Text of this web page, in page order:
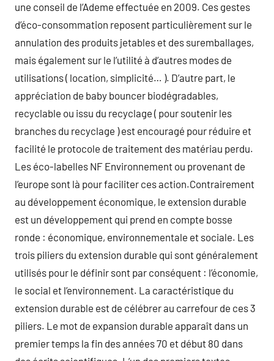
une conseil de l’Ademe effectuée en 2009. Ces gestes
d’éco-consommation reposent particulièrement sur le
annulation des produits jetables et des suremballages,
mais également sur le l’utilité à d’autres modes de
utilisations ( location, simplicité… ). D’autre part, le
appréciation de baby bouncer biodégradables,
recyclable ou issu du recyclage ( pour soutenir les
branches du recyclage ) est encouragé pour réduire et
facilité le protocole de traitement des matériau perdu.
Les éco-labelles NF Environnement ou provenant de
l’europe sont là pour faciliter ces action.Contrairement
au développement économique, le extension durable
est un développement qui prend en compte bosse
ronde : économique, environnementale et sociale. Les
trois piliers du extension durable qui sont généralement
utilisés pour le définir sont par conséquent : l’économie,
le social et l’environnement. La caractéristique du
extension durable est de célébrer au carrefour de ces 3
piliers. Le mot de expansion durable apparaît dans un
premier temps la fin des années 70 et début 80 dans